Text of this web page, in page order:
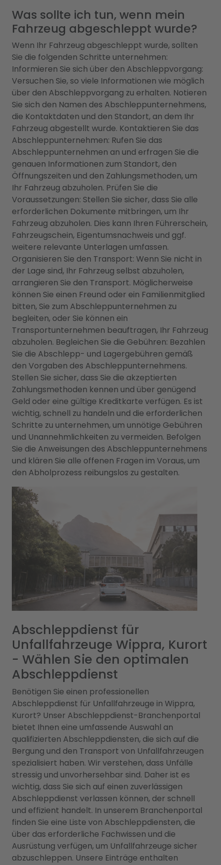
Was sollte ich tun, wenn mein
Fahrzeug abgeschleppt wurde?
Wenn Ihr Fahrzeug abgeschleppt wurde, sollten
Sie die folgenden Schritte unternehmen:
Informieren Sie sich über den Abschleppvorgang:
Versuchen Sie, so viele Informationen wie möglich
über den Abschleppvorgang zu erhalten. Notieren
Sie sich den Namen des Abschleppunternehmens,
die Kontaktdaten und den Standort, an dem Ihr
Fahrzeug abgestellt wurde. Kontaktieren Sie das
Abschleppunternehmen: Rufen Sie das
Abschleppunternehmen an und erfragen Sie die
genauen Informationen zum Standort, den
Öffnungszeiten und den Zahlungsmethoden, um
Ihr Fahrzeug abzuholen. Prüfen Sie die
Voraussetzungen: Stellen Sie sicher, dass Sie alle
erforderlichen Dokumente mitbringen, um Ihr
Fahrzeug abzuholen. Dies kann Ihren Führerschein,
Fahrzeugschein, Eigentumsnachweis und ggf.
weitere relevante Unterlagen umfassen.
Organisieren Sie den Transport: Wenn Sie nicht in
der Lage sind, Ihr Fahrzeug selbst abzuholen,
arrangieren Sie den Transport. Möglicherweise
können Sie einen Freund oder ein Familienmitglied
bitten, Sie zum Abschleppunternehmen zu
begleiten, oder Sie können ein
Transportunternehmen beauftragen, Ihr Fahrzeug
abzuholen. Begleichen Sie die Gebühren: Bezahlen
Sie die Abschlepp- und Lagergebühren gemäß
den Vorgaben des Abschleppunternehmens.
Stellen Sie sicher, dass Sie die akzeptierten
Zahlungsmethoden kennen und über genügend
Geld oder eine gültige Kreditkarte verfügen. Es ist
wichtig, schnell zu handeln und die erforderlichen
Schritte zu unternehmen, um unnötige Gebühren
und Unannehmlichkeiten zu vermeiden. Befolgen
Sie die Anweisungen des Abschleppunternehmens
und klären Sie alle offenen Fragen im Voraus, um
den Abholprozess reibungslos zu gestalten.
Abschleppdienst für
Unfallfahrzeuge Wippra, Kurort
- Wählen Sie den optimalen
Abschleppdienst
Benötigen Sie einen professionellen
Abschleppdienst für Unfallfahrzeuge in Wippra,
Kurort? Unser Abschleppdienst-Branchenportal
bietet Ihnen eine umfassende Auswahl an
qualifizierten Abschleppdiensten, die sich auf die
Bergung und den Transport von Unfallfahrzeugen
spezialisiert haben. Wir verstehen, dass Unfälle
stressig und unvorhersehbar sind. Daher ist es
wichtig, dass Sie sich auf einen zuverlässigen
Abschleppdienst verlassen können, der schnell
und effizient handelt. In unserem Branchenportal
finden Sie eine Liste von Abschleppdiensten, die
über das erforderliche Fachwissen und die
Ausrüstung verfügen, um Unfallfahrzeuge sicher
abzuschleppen. Unsere Einträge enthalten